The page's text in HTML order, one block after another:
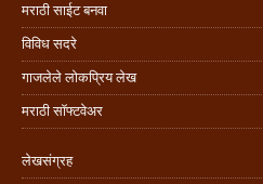
मराठी साईट बनवा
विविध सदरे
गाजलेले लोकप्रिय लेख
मराठी सॉफ्टवेअर
लेखसंग्रह